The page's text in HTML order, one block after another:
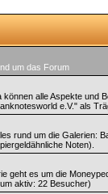
um das Forum
können alle Aspekte und
e.V." als
rund um die Galerien:
Noten).
geht es um die
aktiv: 22 Besucher)